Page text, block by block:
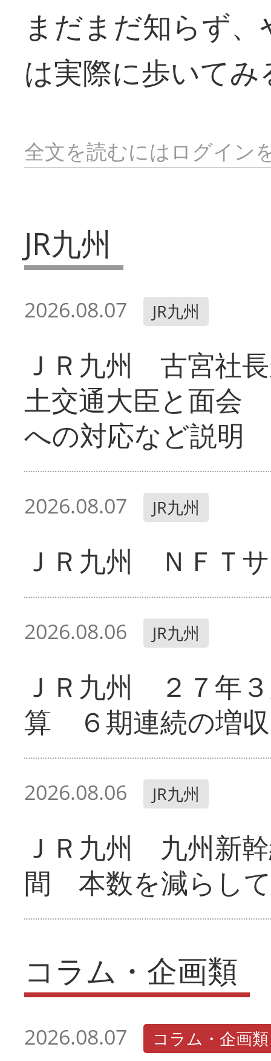
まだまだ知らず
は実際に歩いて
全文を読むにはログイン
JR九州
2026.08.07 JR九州
ＪＲ九州 古宮社
土交通大臣と面会
への対応など説明
2026.08.07 JR九州
ＪＲ九州 ＮＦＴ
2026.08.06 JR九州
ＪＲ九州 ２７年
算 ６期連続の増収
2026.08.06 JR九州
ＪＲ九州 九州新
間 本数を減らし
コラム・企画類
2026.08.07 コラム・企画類